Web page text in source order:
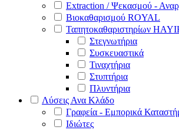
Extraction / Ψεκασμού -
Βιοκαθαρισμού ROYAL
Ταπητοκαθαριστηρίων
Στεγνωτήρια
Συσκευαστικά
Τιναχτήρια
Στυπτήρια
Πλυντήρια
Λύσεις Ανα Κλάδο
Γραφεία - Εμπορικά
Ιδιώτες